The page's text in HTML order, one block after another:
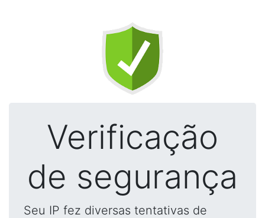
Verificação
de segurança
Seu IP fez diversas tentativas de